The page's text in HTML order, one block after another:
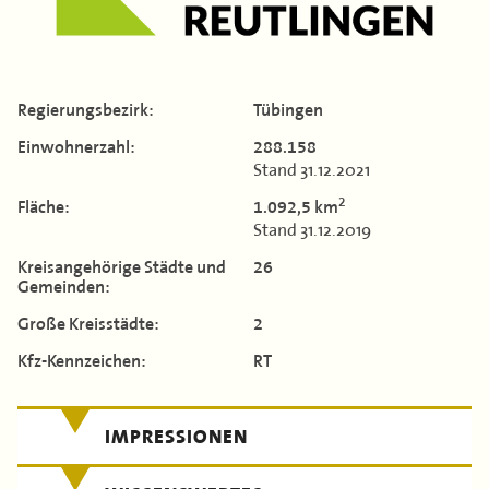
Kontakt
Flächen & Einwohner
MITGLIEDERBEREICH
Landkreis Böblingen
Landkreis Calw
Landkreis Emmendingen
Enzkreis
Landkreis Esslingen
Landkreis Freudenstadt
Landkreis Göppingen
Landkreis Heidenheim
Landkreis Heilbronn
Regierungs­bezirk:
Tübingen
Einwohner­zahl:
288.158
Stand 31.12.2021
Fläche: 1.092,5 km2
Stand 31.12.2019
Kreis­angehörige Städte und
Gemeinden:
26
Große Kreis­städte:
2
Kfz-Kennzeichen:
RT
IMPRESSIONEN